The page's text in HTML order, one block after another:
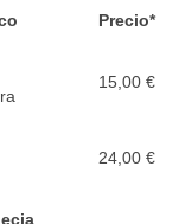
Precio*
15,00 €
24,00 €